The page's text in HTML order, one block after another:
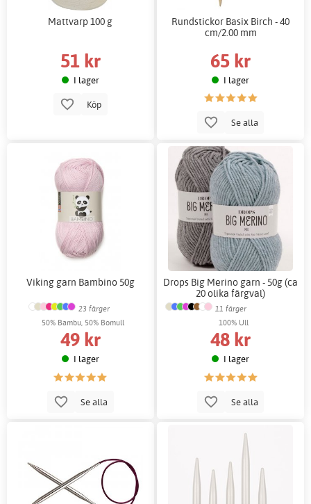
Mattvarp 100 g
51 kr
I lager
Köp
Rundstickor Basix Birch - 40
cm/2.00 mm
65 kr
I lager
Se alla
Viking garn Bambino 50g
23 färger
50% Bambu, 50% Bomull
49 kr
I lager
Se alla
Drops Big Merino garn - 50g (ca
20 olika färgval)
11 färger
100% Ull
48 kr
I lager
Se alla